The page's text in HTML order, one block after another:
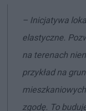
– Inicjatywa
elastyczne.
na terenach
przykład na
zgodę. To